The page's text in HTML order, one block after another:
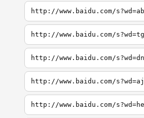
http://www.baidu.com/s?wd=ab
http://www.baidu.com/s?wd=tg
http://www.baidu.com/s?wd=dn
http://www.baidu.com/s?wd=aj
http://www.baidu.com/